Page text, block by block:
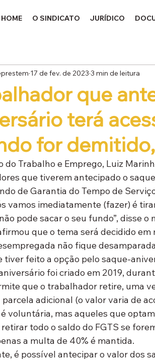
HOME O SINDICATO JURÍDICO
que
terá
for
17 de fev. de 2023 3 min de leitura
do Trabalho e Emprego, Luiz
que tiverem antecipado o
de Garantia do Tempo de
vamos imediatamente (fazer) é
pode sacar o seu fundo”, disse
que o tema será decidido
não fique
tiver feito a opção pelo saque-
foi criado em 2019,
que o trabalhador retire, uma
adicional (o valor varia de
voluntária, mas aqueles que
todo o saldo do FGTS se
a multa de 40% é mantida.
é possível antecipar o valor dos